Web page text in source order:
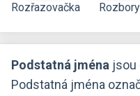
Rozřazovačka Rozbory
Podstatná jména jsou
Podstatná jména